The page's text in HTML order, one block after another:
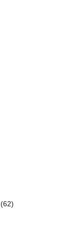
(62)